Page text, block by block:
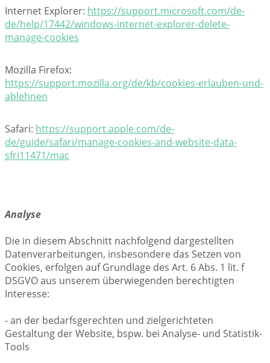
Internet Explorer: https://support.microsoft.com/de-
de/help/17442/windows-internet-explorer-delete-
manage-cookies
Mozilla Firefox:
https://support.mozilla.org/de/kb/cookies-erlauben-und-
ablehnen
Safari: https://support.apple.com/de-
de/guide/safari/manage-cookies-and-website-data-
sfri11471/mac
Analyse
Die in diesem Abschnitt nachfolgend dargestellten
Datenverarbeitungen, insbesondere das Setzen von
Cookies, erfolgen auf Grundlage des Art. 6 Abs. 1 lit. f
DSGVO aus unserem überwiegenden berechtigten
Interesse:
- an der bedarfsgerechten und zielgerichteten
Gestaltung der Website, bspw. bei Analyse- und Statistik-
Tools